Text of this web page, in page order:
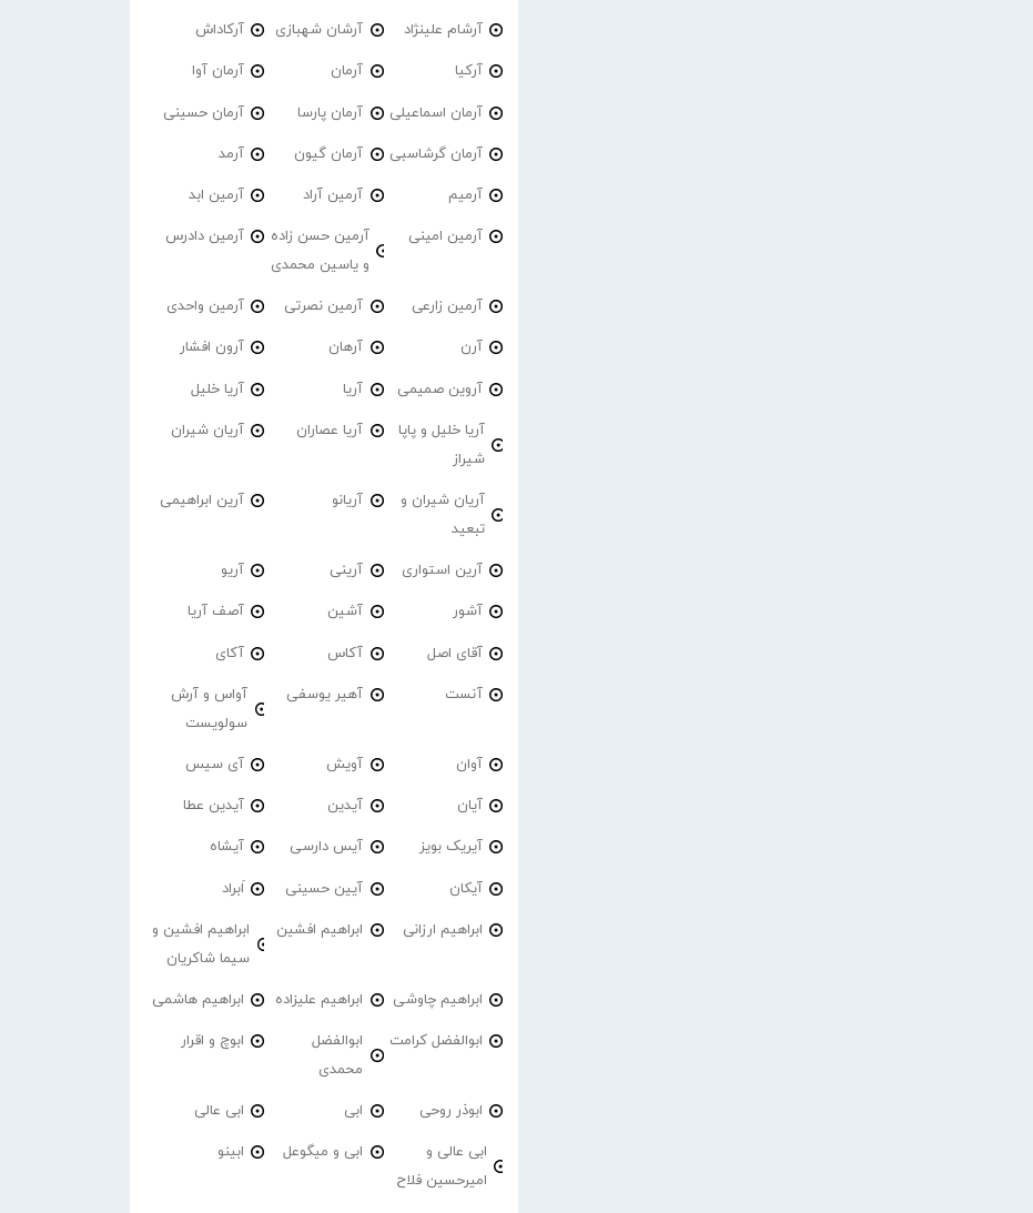
آرشام علینژاد آرشان شهبازی آرکاداش
آرکیا آرمان آرمان آوا
آرمان اسماعیلی آرمان پارسا آرمان حسینی
آرمان گرشاسبی آرمان گیون آرمد
آرمیم آرمین آراد آرمین ابد
آرمین امینی
آرمین حسن زاده
و یاسین محمدی
آرمین دادرس
آرمین زارعی آرمین نصرتی آرمین واحدی
آرن آرهان آرون افشار
آروین صمیمی آریا آریا خلیل
آریا خلیل و پاپا
شیراز
آریا عصاران آریان شیران
آریان شیران و
تبعید
آریانو آرین ابراهیمی
آرین استواری آرینی آریو
آشور آشین آصف آریا
آقای اصل آکاس آکای
آنست آهیر یوسفی
آواس و آرش
سولویست
آوان آویش آی سیس
آیان آیدین آیدین عطا
آیریک بویز آیس دارسی آیشاه
آیکان آیین حسینی اَبراد
ابراهیم ارزانی ابراهیم افشین
ابراهیم افشین و
سیما شاکریان
ابراهیم چاوشی ابراهیم علیزاده ابراهیم هاشمی
ابوالفضل کرامت
ابوالفضل
محمدی
ابوچ و اقرار
ابوذر روحی ابی ابی عالی
ابی عالی و
امیرحسین فلاح
ابی و میگوعل ابینو